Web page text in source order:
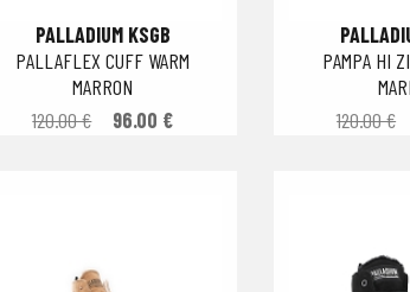
PALLADIUM KSGB
PALLAFLEX CUFF WARM
MARRON
120.00 €
96.00 €
PAMPA HI
120.00 €